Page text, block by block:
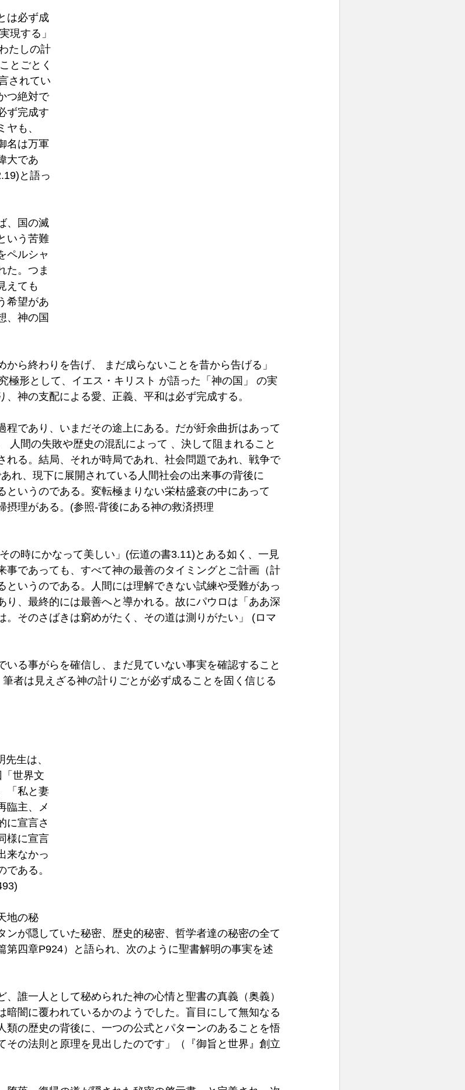
は必ず成
現する」
たしの計
とごとく
されてい
つ絶対で
ず完成す
も、
名は万軍
大であ
と語っ
、国の滅
いう苦難
ペルシャ
た。つま
えても
希望があ
、神の国
ら終わりを告げ、 まだ成らないことを昔から告げる」
極形として、イエス・キリスト が語った「神の国」 の実
神の支配による愛、正義、平和は必ず完成する。
程であり、いまだその途上にある。だが紆余曲折はあって
人間の失敗や歴史の混乱によって 、決して阻まれること
れる。結局、それが時局であれ、社会問題であれ、戦争で
れ、現下に展開されている人間社会の出来事の背後に
というのである。変転極まりない栄枯盛衰の中にあって
摂理がある。(参照-背後にある神の救済摂理
の時にかなって美しい」(伝道の書3.11)とある如く、一見
事であっても、すべて神の最善のタイミングとご計画（計
というのである。人間には理解できない試練や受難があっ
り、最終的には最善へと導かれる。故にパウロは「ああ深
。そのさばきは窮めがたく、その道は測りがたい」 (ロマ
いる事がらを確信し、まだ見ていない事実を確認すること
者は見えざる神の計りごとが必ず成ることを固く信じる
生は、
世界文
「私と妻
臨主、メ
に宣言さ
様に宣言
来なかっ
ある。
地の秘
ンが隠していた秘密、歴史的秘密、哲学者達の秘密の全て
第四章P924）と語られ、次のように聖書解明の事実を述
、誰一人として秘められた神の心情と聖書の真義（奥義）
暗闇に覆われているかのようでした。盲目にして無知なる
類の歴史の背後に、一つの公式とパターンのあることを悟
その法則と原理を見出したのです」（『御旨と世界』創立